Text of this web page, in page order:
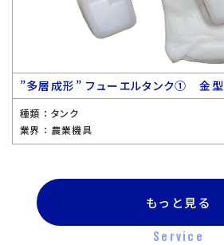
”多層成形” フューエルタンク① 金型
種類 ： タンク
業界 ： 農業機具
もっと見る
Service